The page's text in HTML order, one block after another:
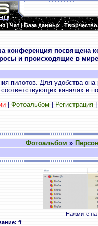
|Чат|База данных|Творчество
конференция посвящена
и происходящие в
пилотов. Для удобства
каналах и
| Фотоальбом Регистрация
Фотоальбом »
Нажмите на
ff